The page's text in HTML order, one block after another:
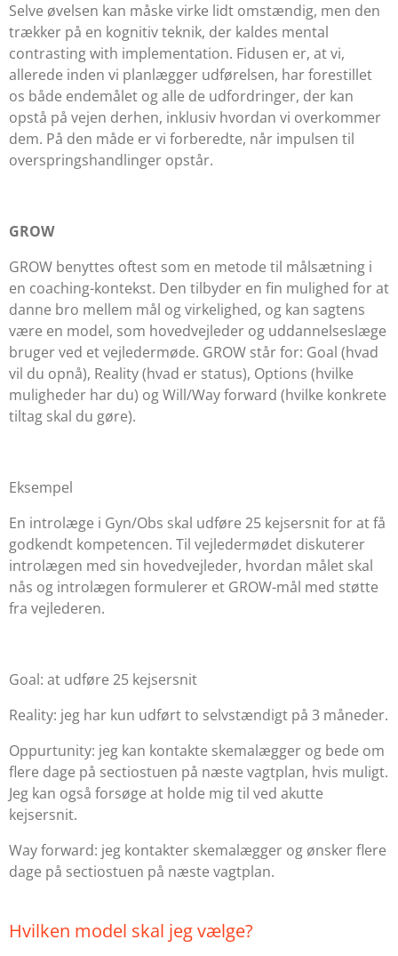
Selve øvelsen kan måske virke lidt omstændig, men den
trækker på en kognitiv teknik, der kaldes mental
contrasting with implementation. Fidusen er, at vi,
allerede inden vi planlægger udførelsen, har forestillet
os både endemålet og alle de udfordringer, der kan
opstå på vejen derhen, inklusiv hvordan vi overkommer
dem. På den måde er vi forberedte, når impulsen til
overspringshandlinger opstår.
GROW
GROW benyttes oftest som en metode til målsætning i
en coaching-kontekst. Den tilbyder en fin mulighed for at
danne bro mellem mål og virkelighed, og kan sagtens
være en model, som hovedvejleder og uddannelseslæge
bruger ved et vejledermøde. GROW står for: Goal (hvad
vil du opnå), Reality(hvad er status), Options (hvilke
muligheder har du) ogWill/Way forward (hvilke konkrete
tiltag skal du gøre).
Eksempel
En introlæge i Gyn/Obs skal udføre 25 kejsersnit for at få
godkendt kompetencen. Til vejledermødet diskuterer
introlægen med sin hovedvejleder, hvordan målet skal
nås og introlægen formulerer et GROW-mål med støtte
fra vejlederen.
Goal: at udføre 25 kejsersnit
Reality: jeg har kun udført to selvstændigt på 3 måneder.
Oppurtunity: jeg kan kontakte skemalægger og bede om
flere dage på sectiostuen på næste vagtplan, hvis muligt.
Jeg kan også forsøge at holde mig til ved akutte
kejsersnit.
Way forward: jeg kontakter skemalægger og ønsker flere
dage på sectiostuen på næste vagtplan.
Hvilken model skal jeg vælge?